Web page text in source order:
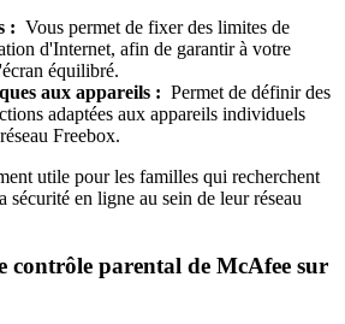
: Vous permet de fixer des limites de
d'Internet, afin de garantir à votre
équilibré.
aux appareils : Permet de définir des
adaptées aux appareils individuels
Freebox.
utile pour les familles qui recherchent
sécurité en ligne au sein de leur réseau
contrôle parental de McAfee sur